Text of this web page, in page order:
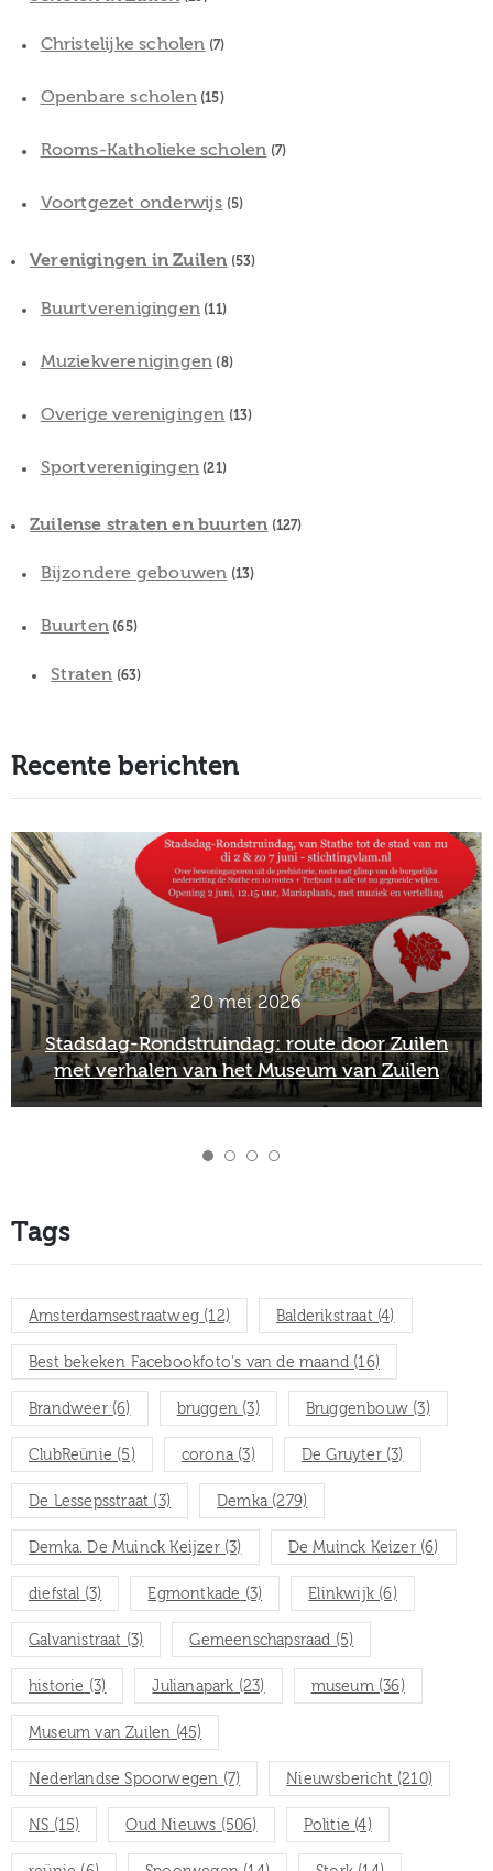
Christelijke scholen (7)
Openbare scholen(15)
Rooms-Katholieke scholen (7)
Voortgezet onderwijs (5)
Verenigingen in Zuilen (53)
Buurtverenigingen (11)
Muziekverenigingen (8)
Overige verenigingen (13)
Sportverenigingen (21)
Zuilense straten en buurten (127)
Bijzondere gebouwen (13)
Buurten (65)
Straten (63)
Recente berichten
2026
route door Zuilen
Museum van Zuilen
2 maart
Officieel afscheid Wim
directeur van het
Tags
Amsterdamsestraatweg (12) Balderikstraat(4)
Best bekeken Facebookfoto's van de maand (16)
Brandweer(6) bruggen (3) Bruggenbouw (3)
ClubReünie (5) corona (3) De Gruyter(3)
De Lessepsstraat (3) Demka (279)
Demka. De Muinck Keijzer(3) De Muinck Keizer(6)
diefstal (3) Egmontkade (3) Elinkwijk (6)
Galvanistraat (3) Gemeenschapsraad (5)
historie (3) Julianapark (23) museum(36)
Museum van Zuilen (45)
Nederlandse Spoorwegen (7) Nieuwsbericht(210)
NS (15) Oud Nieuws (506) Politie (4)